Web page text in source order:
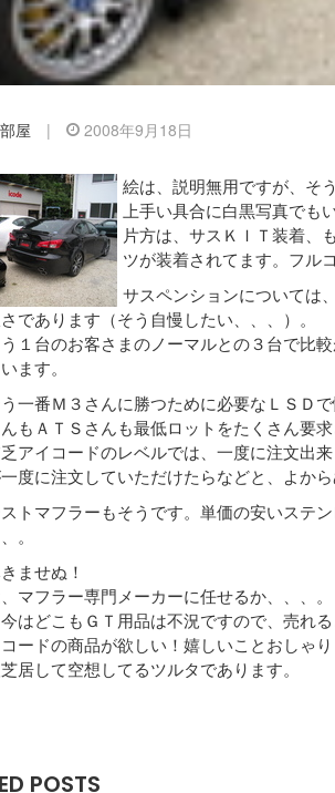
屋 | 2008年9月18日
絵は、説明無用ですが、そ
上手い具合に白黒写真でも
片方は、サスＫＩＴ装着、
ツが装着されてます。フル
サスペンションについては
であります（そう自慢したい、、、）。
１台のお客さまのノーマルとの３台で比
ます。
一番Ｍ３さんに勝つために必要なＬＳＤ
もＡＴＳさんも最低ロットをたくさん要求
アイコードのレベルでは、一度に注文出来
度に注文していただけたらなどと、よから
トマフラーもそうです。単価の安いステ
。
ませぬ！
マフラー専門メーカーに任せるか、、、。
はどこもＧＴ用品は不況ですので、売れ
ードの商品が欲しい！嬉しいことおしゃり
居して空想してるツルタであります。
POSTS